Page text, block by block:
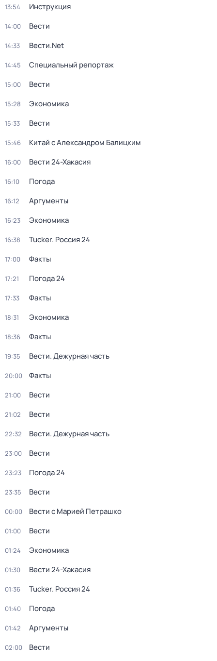
13:54 Инструкция
14:00 Вести
14:33 Вести.Net
14:45 Специальный репортаж
15:00 Вести
15:28 Экономика
15:33 Вести
15:46 Китай с Александром Балицким
16:00 Вести 24-Хакасия
16:10 Погода
16:12 Аргументы
16:23 Экономика
16:38 Tucker. Россия 24
17:00 Факты
17:21 Погода 24
17:33 Факты
18:31 Экономика
18:36 Факты
19:35 Вести. Дежурная часть
20:00 Факты
21:00 Вести
21:02 Вести
22:32 Вести. Дежурная часть
23:00 Вести
23:23 Погода 24
23:35 Вести
00:00 Вести с Марией Петрашко
01:00 Вести
01:24 Экономика
01:30 Вести 24-Хакасия
01:36 Tucker. Россия 24
01:40 Погода
01:42 Аргументы
02:00 Вести